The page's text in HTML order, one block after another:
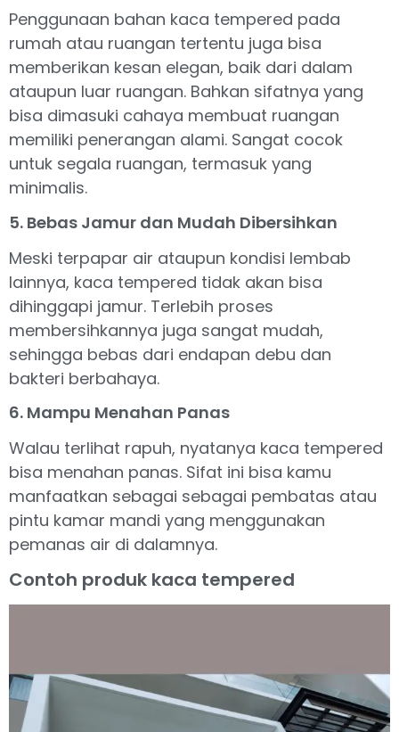
Penggunaan bahan kaca tempered pada
rumah atau ruangan tertentu juga bisa
memberikan kesan elegan, baik dari dalam
ataupun luar ruangan. Bahkan sifatnya yang
bisa dimasuki cahaya membuat ruangan
memiliki penerangan alami. Sangat cocok
untuk segala ruangan, termasuk yang
minimalis.
5. Bebas Jamur dan Mudah Dibersihkan
Meski terpapar air ataupun kondisi lembab
lainnya, kaca tempered tidak akan bisa
dihinggapi jamur. Terlebih proses
membersihkannya juga sangat mudah,
sehingga bebas dari endapan debu dan
bakteri berbahaya.
6. Mampu Menahan Panas
Walau terlihat rapuh, nyatanya kaca tempered
bisa menahan panas. Sifat ini bisa kamu
manfaatkan sebagai sebagai pembatas atau
pintu kamar mandi yang menggunakan
pemanas air di dalamnya.
Contoh produk kaca tempered